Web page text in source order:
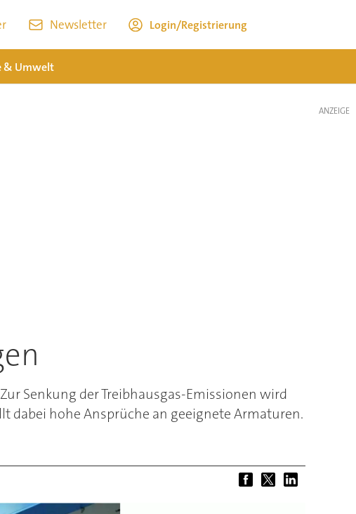
Newsletter Login/Registrierung
& Umwelt
Senkung der Treibhausgas-Emissionen wird
dabei hohe Ansprüche an geeignete Armaturen.
ANZEIGE